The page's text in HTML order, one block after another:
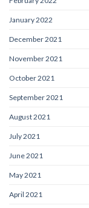
January 2022
December 2021
November 2021
October 2021
September 2021
August 2021
July 2021
June 2021
May 2021
April 2021